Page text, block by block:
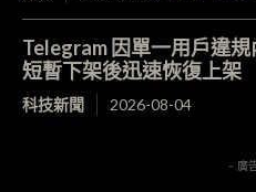
Telegram 因單一用戶違
短暫下架後迅速恢復上架
科技新聞 2026-08-04
- 廣